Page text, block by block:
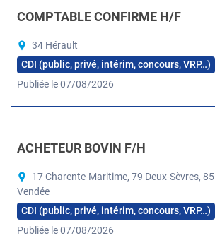
COMPTABLE CONFIRME H/F
34 Hérault
CDI (public, privé, intérim, concours, VRP…)
Publiée le 07/08/2026
ACHETEUR BOVIN F/H
17 Charente-Maritime, 79 Deux-Sèvres, 85
Vendée
CDI (public, privé, intérim, concours, VRP…)
Publiée le 07/08/2026